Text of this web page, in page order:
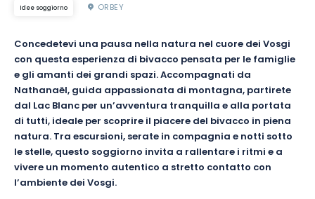
Idee soggiorno ORBEY
Concedetevi una pausa nella natura nel cuore dei Vosgi
con questa esperienza di bivacco pensata per le famiglie
e gli amanti dei grandi spazi. Accompagnati da
Nathanaël, guida appassionata di montagna, partirete
dal Lac Blanc per un’avventura tranquilla e alla portata
di tutti, ideale per scoprire il piacere del bivacco in piena
natura. Tra escursioni, serate in compagnia e notti sotto
le stelle, questo soggiorno invita a rallentare i ritmi e a
vivere un momento autentico a stretto contatto con
l’ambiente dei Vosgi.